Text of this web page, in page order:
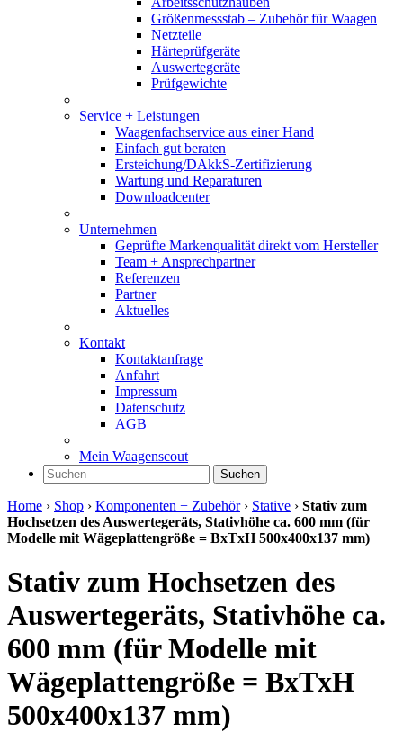
Größenmessstab – Zubehör für Waagen
Netzteile
Härteprüfgeräte
Auswertegeräte
Prüfgewichte
Service + Leistungen
Waagenfachservice aus einer Hand
Einfach gut beraten
Ersteichung/DAkkS-Zertifizierung
Wartung und Reparaturen
Downloadcenter
Unternehmen
Geprüfte Markenqualität direkt vom Hersteller
Team + Ansprechpartner
Referenzen
Partner
Aktuelles
Kontakt
Kontaktanfrage
Anfahrt
Impressum
Datenschutz
AGB
Mein Waagenscout
Suchen
Home › Shop › Komponenten + Zubehör› Stative › Stativ zum
Hochsetzen des Auswertegeräts, Stativhöhe ca. 600 mm (für
Modelle mit Wägeplattengröße = BxTxH 500x400x137 mm)
Stativ zum Hochsetzen des
Auswertegeräts, Stativhöhe ca.
600 mm (für Modelle mit
Wägeplattengröße = BxTxH
500x400x137 mm)